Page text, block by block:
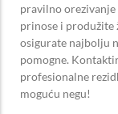
pravilno
prinose i produžite
osigurate najbolju
pomogne.
profesionalne
moguću negu!